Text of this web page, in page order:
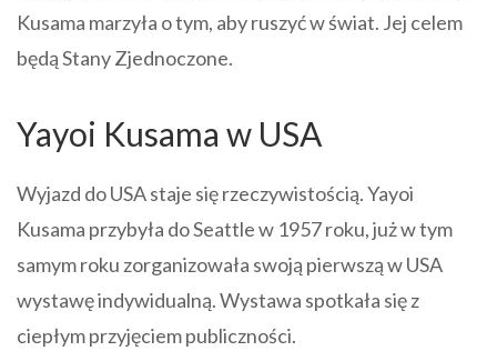
Kusama marzyła o tym, aby ruszyć w świat. Jej celem
będą Stany Zjednoczone.
Yayoi Kusama w USA
Wyjazd do USA staje się rzeczywistością. Yayoi
Kusama przybyła do Seattle w 1957 roku, już w tym
samym roku zorganizowała swoją pierwszą w USA
wystawę indywidualną. Wystawa spotkała się z
ciepłym przyjęciem publiczności.